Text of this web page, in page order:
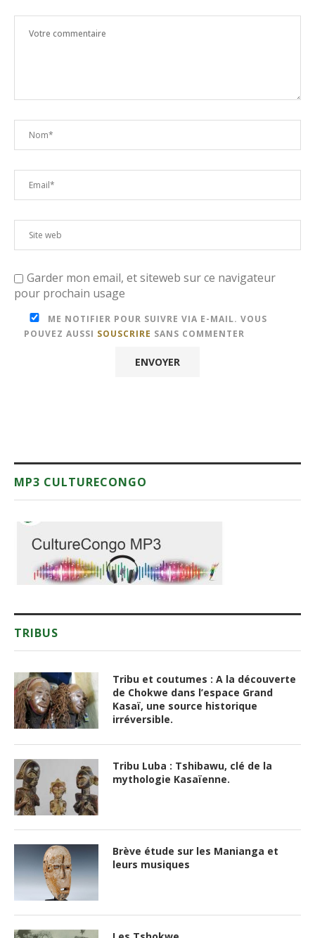
Garder mon email, et siteweb sur ce navigateur
pour prochain usage
ME NOTIFIER POUR SUIVRE VIA E-MAIL. VOUS
POUVEZ AUSSI SOUSCRIRE SANS COMMENTER
MP3 CULTURECONGO
TRIBUS
Tribu et coutumes : A la découverte
de Chokwe dans l’espace Grand
Kasaï, une source historique
irréversible.
Tribu Luba : Tshibawu, clé de la
mythologie Kasaïenne.
Brève étude sur les Manianga et
leurs musiques